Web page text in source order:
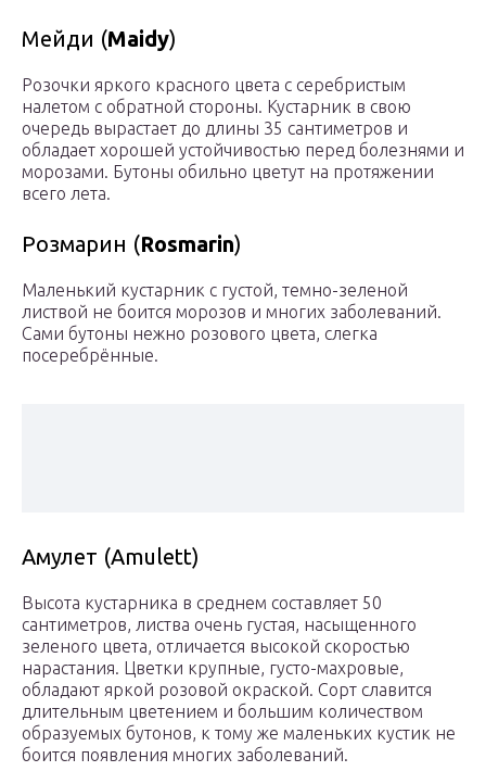
Мейди (Maidy)
Розочки яркого красного цвета с серебристым
налетом с обратной стороны. Кустарник в свою
очередь вырастает до длины 35 сантиметров и
обладает хорошей устойчивостью перед болезнями и
морозами. Бутоны обильно цветут на протяжении
всего лета.
Розмарин (Rosmarin)
Маленький кустарник с густой, темно-зеленой
листвой не боится морозов и многих заболеваний.
Сами бутоны нежно розового цвета, слегка
посеребрённые.
Амулет (Amulett)
Высота кустарника в среднем составляет 50
сантиметров, листва очень густая, насыщенного
зеленого цвета, отличается высокой скоростью
нарастания. Цветки крупные, густо-махровые,
обладают яркой розовой окраской. Сорт славится
длительным цветением и большим количеством
образуемых бутонов, к тому же маленьких кустик не
боится появления многих заболеваний.